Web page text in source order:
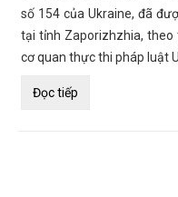
số 154 của Ukraine, đã
tại tỉnh Zaporizhzhia,
cơ quan thực thi pháp luật
Đọc tiếp